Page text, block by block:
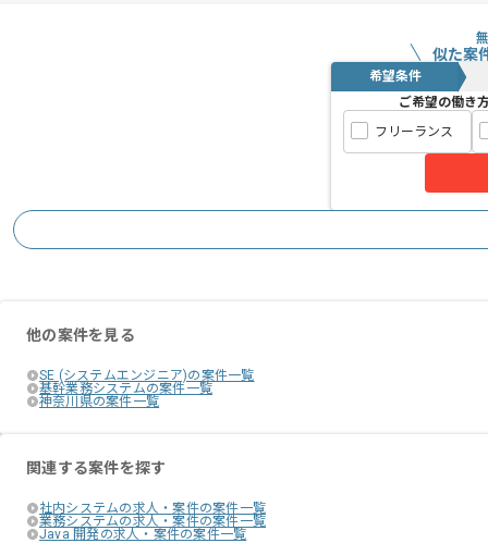
似た案
希望条件
ご希望の働き
フリーランス
他の案件を見る
SE (システムエンジニア)の案件一覧
基幹業務システムの案件一覧
神奈川県の案件一覧
関連する案件を探す
社内システムの求人・案件の案件一覧
業務システムの求人・案件の案件一覧
Java 開発の求人・案件の案件一覧